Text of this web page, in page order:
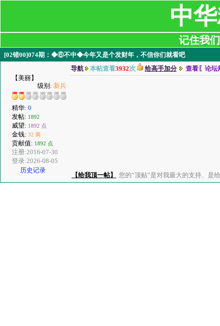
中
记住我
[02错00]074期：◆⑥不中◆今年又是个发财年，不信你们就看吧
【美丽】
级别: 新兵
精华: 0
发帖: 1892
威望: 1892 点
金钱: 32 两
贡献值: 1892 点
注册:2016-07-30
登录:2026-08-05
历史记录
导航 本帖查看3932次 给高手加分 查看〖论坛
【给我顶一帖】 您的“顶贴”是对我最大的支持、是